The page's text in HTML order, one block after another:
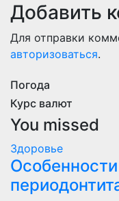
Добавить
Для отправки
авторизоваться.
Погода
Курс валют
You missed
Здоровье